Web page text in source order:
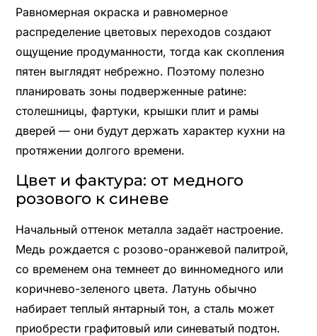
Равномерная окраска и равномерное
распределение цветовых переходов создают
ощущение продуманности, тогда как скопления
пятен выглядят небрежно. Поэтому полезно
планировать зоны подверженные patине:
столешницы, фартуки, крышки плит и рамы
дверей — они будут держать характер кухни на
протяжении долгого времени.
Цвет и фактура: от медного
розового к синеве
Начальный оттенок металла задаёт настроение.
Медь рождается с розово-оранжевой палитрой,
со временем она темнеет до винномедного или
коричнево-зеленого цвета. Латунь обычно
набирает теплый янтарный тон, а сталь может
приобрести графитовый или синеватый подтон.